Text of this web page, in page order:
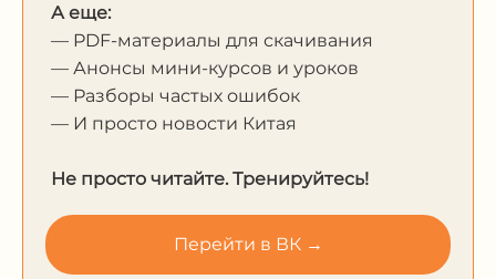
А еще:
— PDF-материалы для скачивания
— Анонсы мини-курсов и уроков
— Разборы частых ошибок
— И просто новости Китая
Не просто читайте. Тренируйтесь!
Перейти в ВК →